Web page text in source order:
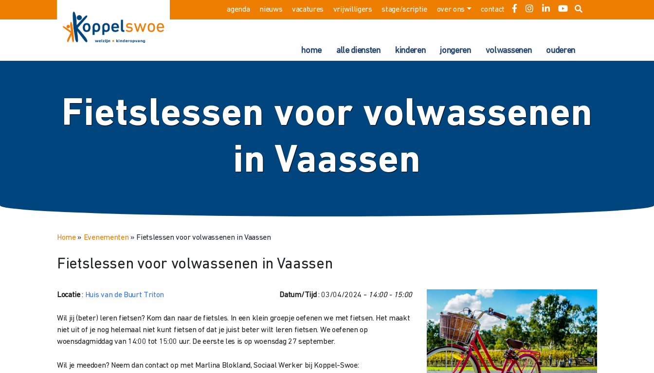
agenda nieuws vacatures vrijwilligers stage/scriptie over ons contact
home alle diensten kinderen jongeren volwassenen ouderen
Fietslessen voor volwassenen
in Vaassen
Home» Evenementen» Fietslessen voor volwassenen in Vaassen
Fietslessen voor volwassenen in Vaassen
Locatie: Huis van de Buurt Triton Datum/Tijd : 03/04/2024 - 14:00 - 15:00
Wil jij (beter) leren fietsen? Kom dan naar de fietsles. In een klein groepje oefenen we met fietsen. Het maakt
niet uit of je nog helemaal niet kunt fietsen of dat je juist beter wilt leren fietsen. We oefenen op
woensdagmiddag van 14:00 tot 15:00 uur. De eerste les is op woensdag 27 september.
Wil je meedoen? Neem dan contact op met Marlina Blokland, Sociaal Werker bij Koppel-Swoe: